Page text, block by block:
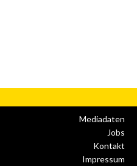
Mediadaten
Jobs
Kontakt
Impressum